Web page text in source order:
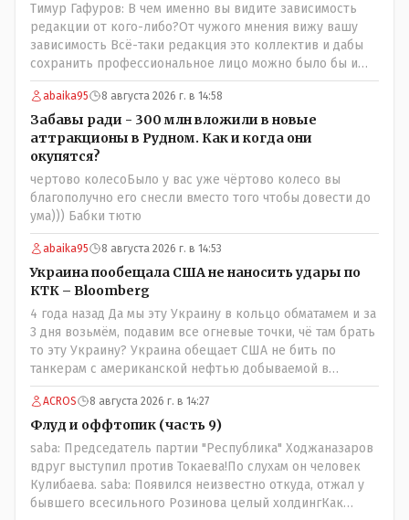
Тимур Гафуров: В чем именно вы видите зависимость
редакции от кого-либо?От чужого мнения вижу вашу
зависимость Всё-таки редакция это коллектив и дабы
сохранить профессиональное лицо можно было бы и
указать Общественному объединению на не
корректность высказываний о вас в том тоне в котором
была та публикация. Нет вы проглотили оскорбления и
побежали оправдываться Незнаю если бы моего
журналиста поносили на всю округу за его по сути
рабочую ошибку я бы его в обиду не дал. Да признать
ошибку но при этом и указать хейтерам их место как
мне кажется надо. А у вас как-то не получилось. В итоге
есть ощущение что вы не пятая власть а инструмент в
руках тех кто может вас публично поносить maxsaf: А чё,
надо было оставить оригинальную статью, где всё
красиво, чисто и свежо?Да, это называется
журналистика. Человек проделал работу это его взгляд
на вещи У другого свой взгляд Почему вообще кто-то
должен указывать журналисту как писать и в каком
тоне? maxsaf: Ну правда бы всё равно вышла наружу,
все равно кто-то выяснил бы, что новые кондиционеры
установлены ПОСЛЕ смерти ребенка.Флаг в руки.
Выяснили и выяснили что дальше? У журналиста НГ
была другая задача провести репортаж а не
расследование maxsaf: Или тебе такой вариант не
нравится? Ты вообще на чьей стороне в этой истории?Я
на стороне объективной подачи информации maxsaf:
Прискорбно и иронично то, что кондиционеры заменили
abaika95 8 августа 2026 г. в 14:58
Забавы ради - 300 млн вложили в новые
аттракционы в Рудном. Как и когда они
окупятся?
чертово колесоБыло у вас уже чёртово колесо вы
благополучно его снесли вместо того чтобы довести до
ума))) Бабки тютю
abaika95 8 августа 2026 г. в 14:53
Украина пообещала США не наносить удары по
КТК – Bloomberg
4 года назад Да мы эту Украину в кольцо обматамем и за
3 дня возьмём, подавим все огневые точки, чё там брать
то эту Украину? Украина обещает США не бить по
танкерам с американской нефтью добываемой в
Казахстане-мы сейчас в этой точке
ACROS 8 августа 2026 г. в 14:27
Флуд и оффтопик (часть 9)
saba: Председатель партии "Республика" Ходжаназаров
вдруг выступил против Токаева!По слухам он человек
Кулибаева. saba: Появился неизвестно откуда, отжал у
бывшего всесильного Розинова целый холдингКак